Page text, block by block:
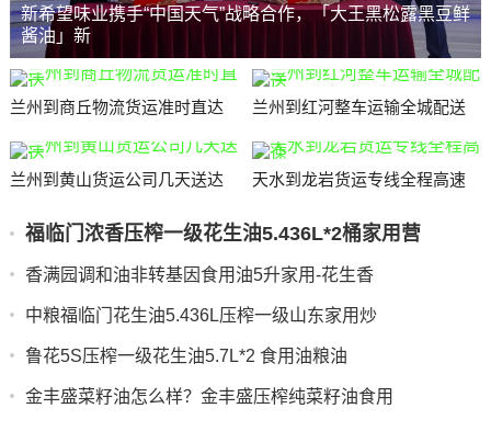
新希望味业携手“中国天气”战略合作，「大王黑松露黑豆鲜
酱油」新
兰州到商丘物流货运准时直达 兰州到红河整车运输全城配送
兰州到黄山货运公司几天送达 天水到龙岩货运专线全程高速
福临门浓香压榨一级花生油5.436L*2桶家用营
香满园调和油非转基因食用油5升家用-花生香
中粮福临门花生油5.436L压榨一级山东家用炒
鲁花5S压榨一级花生油5.7L*2 食用油粮油
金丰盛菜籽油怎么样？金丰盛压榨纯菜籽油食用